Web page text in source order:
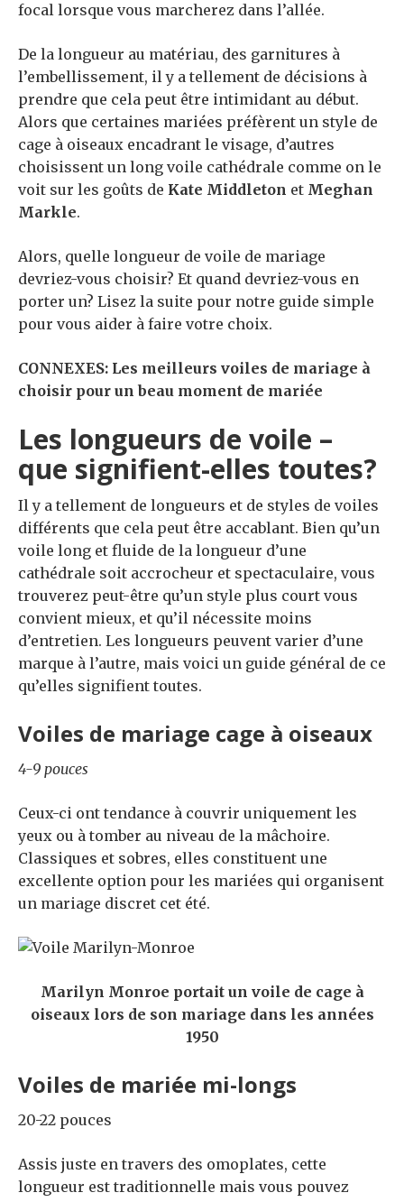
focal lorsque vous marcherez dans l’allée.
De la longueur au matériau, des garnitures à
l’embellissement, il y a tellement de décisions à
prendre que cela peut être intimidant au début.
Alors que certaines mariées préfèrent un style de
cage à oiseaux encadrant le visage, d’autres
choisissent un long voile cathédrale comme on le
voit sur les goûts de Kate Middleton et Meghan
Markle.
Alors, quelle longueur de voile de mariage
devriez-vous choisir? Et quand devriez-vous en
porter un? Lisez la suite pour notre guide simple
pour vous aider à faire votre choix.
CONNEXES: Les meilleurs voiles de mariage à
choisir pour un beau moment de mariée
Les longueurs de voile –
que signifient-elles toutes?
Il y a tellement de longueurs et de styles de voiles
différents que cela peut être accablant. Bien qu’un
voile long et fluide de la longueur d’une
cathédrale soit accrocheur et spectaculaire, vous
trouverez peut-être qu’un style plus court vous
convient mieux, et qu’il nécessite moins
d’entretien. Les longueurs peuvent varier d’une
marque à l’autre, mais voici un guide général de ce
qu’elles signifient toutes.
Voiles de mariage cage à oiseaux
4-9 pouces
Ceux-ci ont tendance à couvrir uniquement les
yeux ou à tomber au niveau de la mâchoire.
Classiques et sobres, elles constituent une
excellente option pour les mariées qui organisent
un mariage discret cet été.
Marilyn Monroe portait un voile de cage à
oiseaux lors de son mariage dans les années
1950
Voiles de mariée mi-longs
20-22 pouces
Assis juste en travers des omoplates, cette
longueur est traditionnelle mais vous pouvez